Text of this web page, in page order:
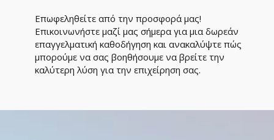
Επωφεληθείτε από την προσφορά μας!
Επικοινωνήστε μαζί μας σήμερα για μια δωρεάν
επαγγελματική καθοδήγηση και ανακαλύψτε πώς
μπορούμε να σας βοηθήσουμε να βρείτε την
καλύτερη λύση για την επιχείρηση σας.